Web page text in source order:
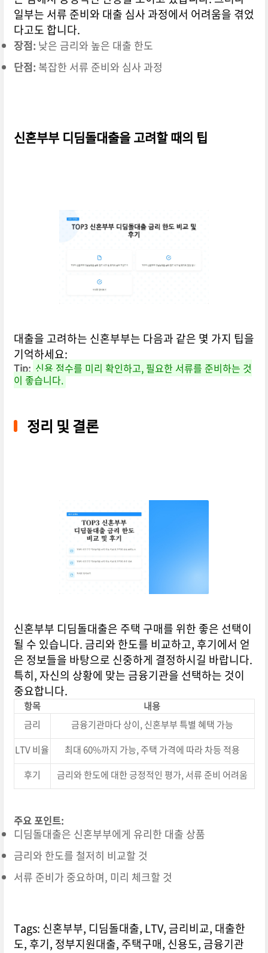
일부는 서류 준비와 대출 심사 과정에서 어려움을 겪었
다고도 합니다.
장점: 낮은 금리와 높은 대출 한도
단점: 복잡한 서류 준비와 심사 과정
신혼부부 디딤돌대출을 고려할 때의 팁
대출을 고려하는 신혼부부는 다음과 같은 몇 가지 팁을
기억하세요:
Tip: 신용 점수를 미리 확인하고, 필요한 서류를 준비하는 것
이 좋습니다.
정리 및 결론
신혼부부 디딤돌대출은 주택 구매를 위한 좋은 선택이
될 수 있습니다. 금리와 한도를 비교하고, 후기에서 얻
은 정보들을 바탕으로 신중하게 결정하시길 바랍니다.
특히, 자신의 상황에 맞는 금융기관을 선택하는 것이
중요합니다.
항목
내용
금리
금융기관마다 상이, 신혼부부 특별 혜택 가능
LTV 비율
최대 60%까지 가능, 주택 가격에 따라 차등 적용
후기
금리와 한도에 대한 긍정적인 평가, 서류 준비 어려움
주요 포인트:
디딤돌대출은 신혼부부에게 유리한 대출 상품
금리와 한도를 철저히 비교할 것
서류 준비가 중요하며, 미리 체크할 것
Tags: 신혼부부, 디딤돌대출, LTV, 금리비교, 대출한
도, 후기, 정부지원대출, 주택구매, 신용도, 금융기관